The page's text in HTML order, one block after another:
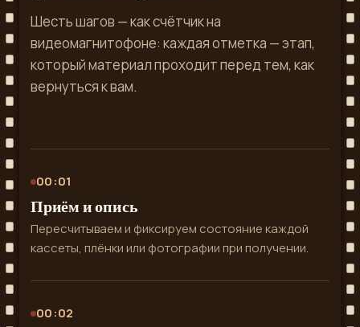
Шесть шагов — как счётчик на
видеомагнитофоне: каждая отметка — этап,
который материал проходит перед тем, как
вернуться к вам.
00:01
Приём и опись
Пересчитываем и фиксируем состояние каждой
кассеты, плёнки или фотографии при получении.
00:02